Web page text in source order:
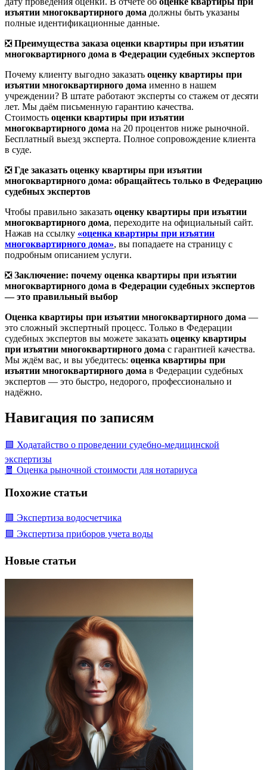
изъятии многоквартирного дома должны быть указаны
полные идентификационные данные.
❎ Преимущества заказа оценки квартиры при изъятии
многоквартирного дома в Федерации судебных экспертов
Почему клиенту выгодно заказать оценку квартиры при
изъятии многоквартирного дома именно в нашем
учреждении? В штате работают эксперты со стажем от десяти
лет. Мы даём письменную гарантию качества.
Стоимость оценки квартиры при изъятии
многоквартирного дома на 20 процентов ниже рыночной.
Бесплатный выезд эксперта. Полное сопровождение клиента
в суде.
❎ Где заказать оценку квартиры при изъятии
многоквартирного дома: обращайтесь только в Федерацию
судебных экспертов
Чтобы правильно заказать оценку квартиры при изъятии
многоквартирного дома, переходите на официальный сайт.
Нажав на ссылку «оценка квартиры при изъятии
многоквартирного дома», вы попадаете на страницу с
подробным описанием услуги.
❎ Заключение: почему оценка квартиры при изъятии
многоквартирного дома в Федерации судебных экспертов
— это правильный выбор
Оценка квартиры при изъятии многоквартирного дома —
это сложный экспертный процесс. Только в Федерации
судебных экспертов вы можете заказать оценку квартиры
при изъятии многоквартирного дома с гарантией качества.
Мы ждём вас, и вы убедитесь: оценка квартиры при
изъятии многоквартирного дома в Федерации судебных
экспертов — это быстро, недорого, профессионально и
надёжно.
Навигация по записям
🟩 Ходатайство о проведении судебно-медицинской
экспертизы
🧧 Оценка рыночной стоимости для нотариуса
Похожие статьи
🟥 Экспертиза водосчетчика
🟩 Экспертиза приборов учета воды
Новые статьи